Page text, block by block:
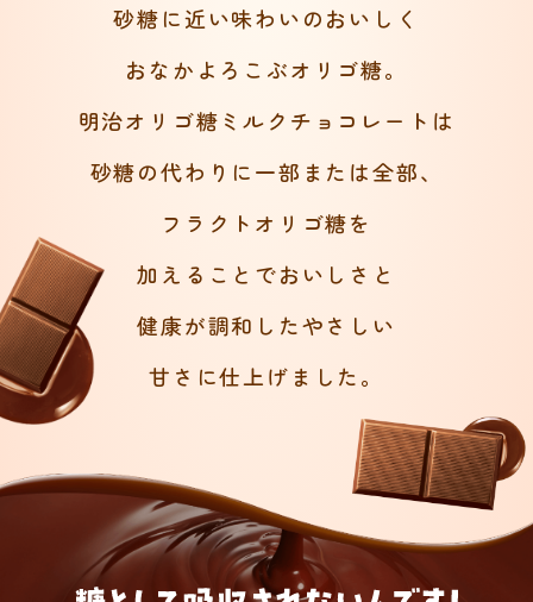
砂糖に近い味わいのおいしく
おなかよろこぶオリゴ糖。
明治オリゴ糖ミルクチョコレートは
砂糖の代わりに一部または全部、
フラクトオリゴ糖を
加えることでおいしさと
健康が調和したやさしい
甘さに仕上げました。